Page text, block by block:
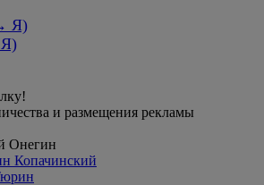
Я)
и размещения рекламы
Онегин
Копачинский